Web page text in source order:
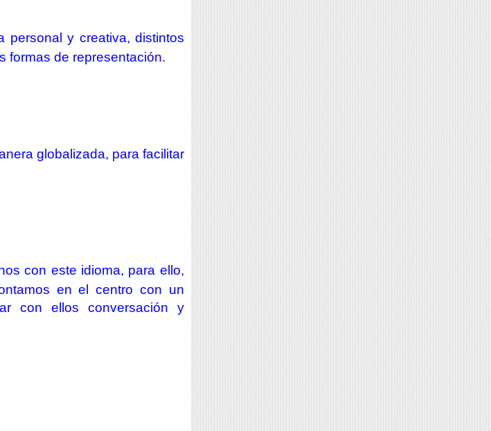
personal y creativa, distintos
formas de representación.
globalizada, para facilitar
con este idioma, para ello,
en el centro con un
con ellos conversación y